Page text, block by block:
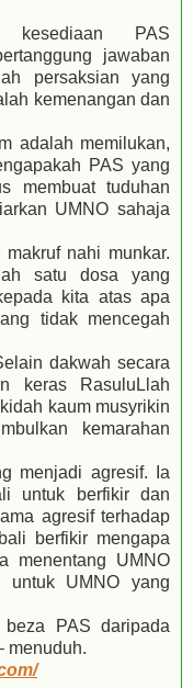
PAS
jawaban
persaksian yang
kemenangan dan
adalah memilukan,
PAS yang
membuat tuduhan
UMNO sahaja
nahi munkar.
satu dosa yang
kita atas apa
tidak mencegah
dakwah secara
keras RasuluLlah
kaum musyrikin
kemarahan
menjadi agresif. Ia
untuk berfikir dan
agresif terhadap
berfikir mengapa
menentang UMNO
untuk UMNO yang
PAS daripada
menuduh.